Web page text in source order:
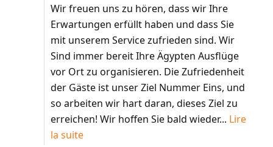
Wir freuen uns zu hören, dass wir Ihre
Erwartungen erfüllt haben und dass Sie
mit unserem Service zufrieden sind. Wir
Sind immer bereit Ihre Ägypten Ausflüge
vor Ort zu organisieren. Die Zufriedenheit
der Gäste ist unser Ziel Nummer Eins, und
so arbeiten wir hart daran, dieses Ziel zu
erreichen! Wir hoffen Sie bald wieder... Lire
la suite